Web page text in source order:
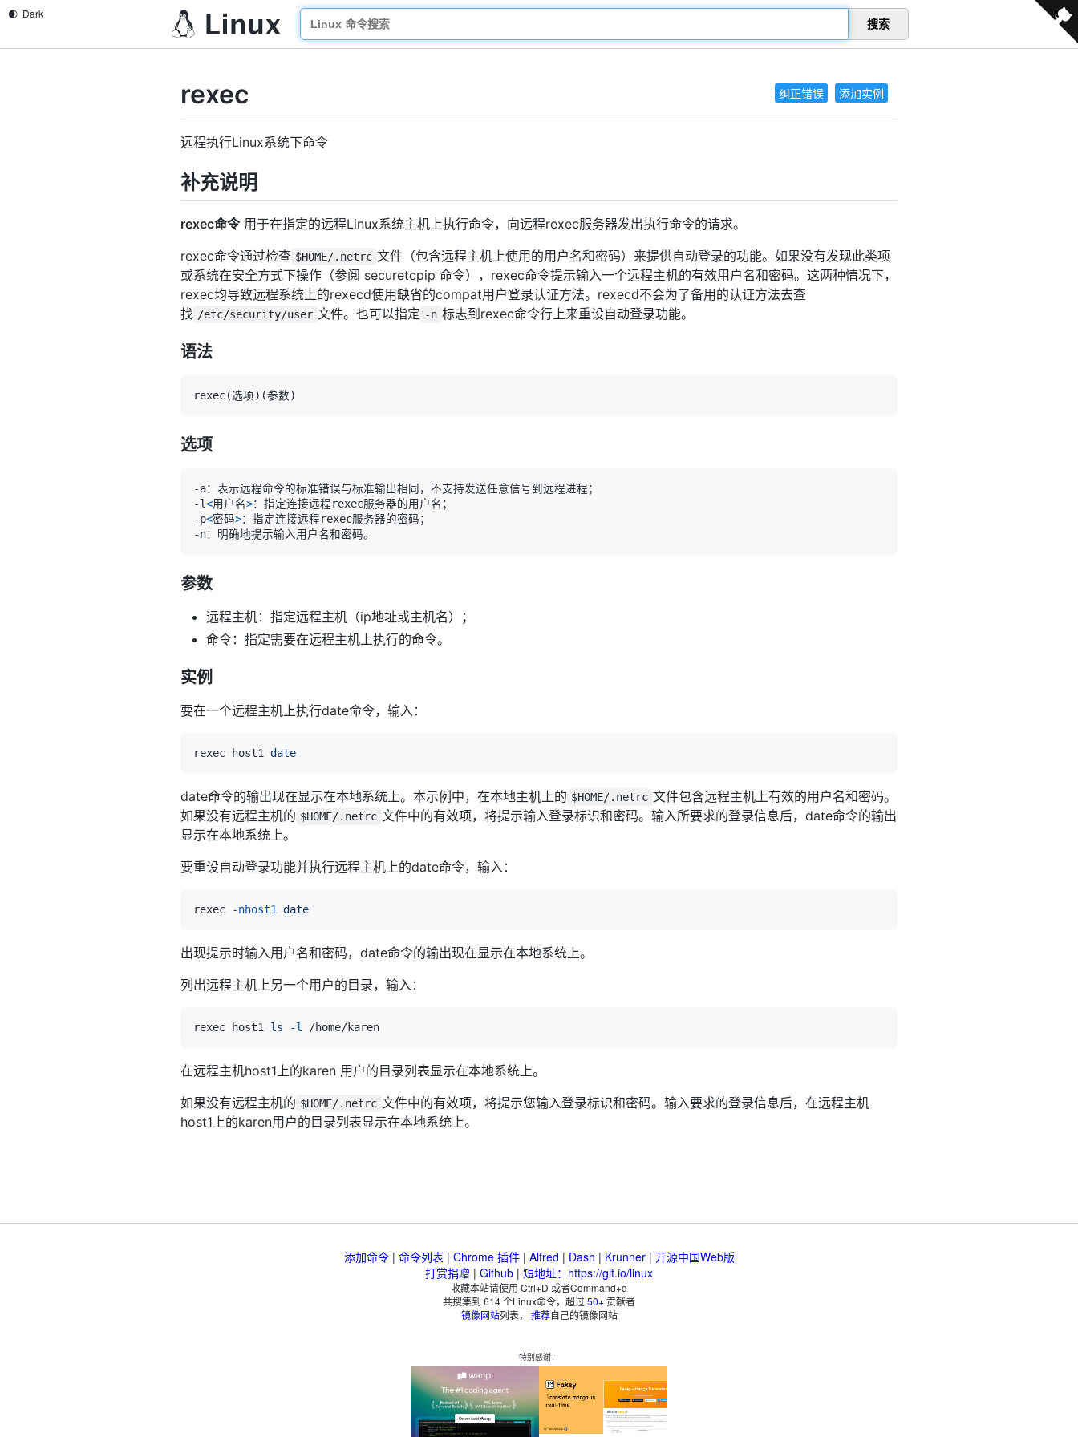
搜索
纠正错误 添加实例
rexec
远程执行Linux系统下命令
补充说明
rexec命令用于在指定的远程Linux系统主机上执行命令，向远程rexec服务器发出执行命令的请求。
rexec命令通过检查 $HOME/.netrc 文件（包含远程主机上使用的用户名和密码）来提供自动登录的功能。如果没有发现此类项
或系统在安全方式下操作（参阅 securetcpip 命令），rexec命令提示输入一个远程主机的有效用户名和密码。这两种情况下，
rexec均导致远程系统上的rexecd使用缺省的compat用户登录认证方法。rexecd不会为了备用的认证方法去查
找 /etc/security/user 文件。也可以指定 -n 标志到rexec命令行上来重设自动登录功能。
语法
rexec(选项) (参数)
选项
-l<用户名>
-p<密码>
参数
远程主机：指定远程主机（ip地址或主机名）；
命令：指定需要在远程主机上执行的命令。
实例
要在一个远程主机上执行date命令，输入：
rexec host1 date
date命令的输出现在显示在本地系统上。本示例中，在本地主机上的 $HOME/.netrc 文件包含远程主机上有效的用户名和密码。
如果没有远程主机的 $HOME/.netrc 文件中的有效项，将提示输入登录标识和密码。输入所要求的登录信息后，date命令的输出
显示在本地系统上。
要重设自动登录功能并执行远程主机上的date命令，输入：
rexec -nhost1 date
出现提示时输入用户名和密码，date命令的输出现在显示在本地系统上。
列出远程主机上另一个用户的目录，输入：
rexec host1 ls -l
在远程主机host1上的karen 用户的目录列表显示在本地系统上。
如果没有远程主机的 $HOME/.netrc 文件中的有效项，将提示您输入登录标识和密码。输入要求的登录信息后，在远程主机
host1上的karen用户的目录列表显示在本地系统上。
添加命令| 命令列表 | Chrome 插件| Alfred | Dash | Krunner| 开源中国Web版
打赏捐赠 | Github | 短地址：https://git.io/linux
收藏本站请使用 Ctrl+D 或者Command+d
共搜集到 614个Linux命令，超过50+贡献者
镜像网站列表， 推荐自己的镜像网站
特别感谢：